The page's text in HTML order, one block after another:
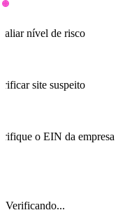
nível de risco
site suspeito
o EIN da empresa